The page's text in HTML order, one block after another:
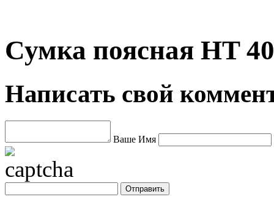
Сумка поясная HT
Написать свой
Ваше Имя